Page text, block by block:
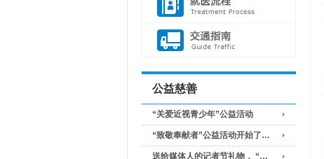
公益慈善
“关爱近视青少年”公益活动
“致敬奉献者”公益活动开始了…
送给媒体人的记者节礼物， “…